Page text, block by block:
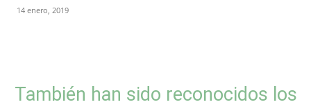
14 enero, 2019
También han sido reconocidos los